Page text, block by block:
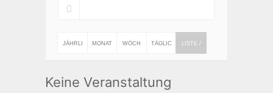
JÄHRLI MONAT WÖCH
H
TÄGLIC LISTE /
Keine Veranstaltung